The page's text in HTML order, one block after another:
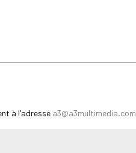
à l'adresse a3@a3multimedia.com